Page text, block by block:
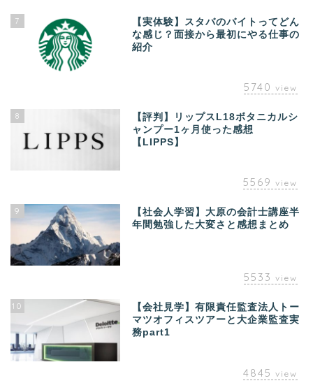
7
【実体験】スタバのバイトってどん
な感じ？面接から最初にやる仕事の
紹介
5740 view
8
【評判】リップスL18ボタニカルシ
ャンプー1ヶ月使った感想
【LIPPS】
5569 view
9
【社会人学習】大原の会計士講座半
年間勉強した大変さと感想まとめ
5533 view
10
【会社見学】有限責任監査法人トー
マツオフィスツアーと大企業監査実
務part1
4845 view